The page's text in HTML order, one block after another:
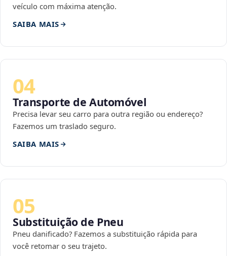
veículo com máxima atenção.
SAIBA MAIS
04
Transporte de Automóvel
Precisa levar seu carro para outra região ou endereço?
Fazemos um traslado seguro.
SAIBA MAIS
05
Substituição de Pneu
Pneu danificado? Fazemos a substituição rápida para
você retomar o seu trajeto.